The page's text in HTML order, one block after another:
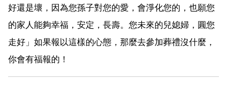
好還是壞，因為您孫子對您的愛，會淨化您的，也願您
的家人能夠幸福，安定，長壽。您未來的兒媳婦，圓您
走好」如果報以這樣的心態，那麼去參加葬禮沒什麼，
你會有福報的！